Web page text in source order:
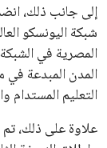
إلى جانب ذلك،
شبكة اليونسكو
المدن المبدعة
التعليم المستدام
علاوة على ذلك،